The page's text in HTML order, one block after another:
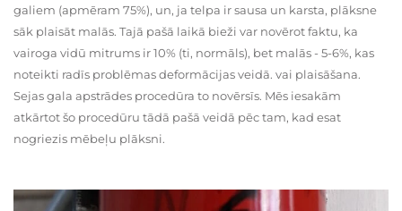
galiem (apmēram 75%), un, ja telpa ir sausa un karsta, plāksne
sāk plaisāt malās. Tajā pašā laikā bieži var novērot faktu, ka
vairoga vidū mitrums ir 10% (ti, normāls), bet malās - 5-6%, kas
noteikti radīs problēmas deformācijas veidā. vai plaisāšana.
Sejas gala apstrādes procedūra to novērsīs. Mēs iesakām
atkārtot šo procedūru tādā pašā veidā pēc tam, kad esat
nogriezis mēbeļu plāksni.